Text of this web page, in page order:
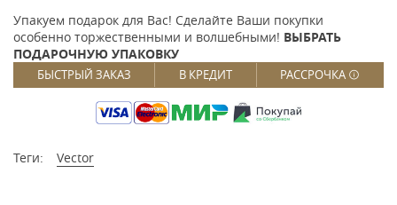
Упакуем подарок для Вас! Сделайте Ваши покупки
особенно торжественными и волшебными! ВЫБРАТЬ
ПОДАРОЧНУЮ УПАКОВКУ
БЫСТРЫЙ ЗАКАЗ В КРЕДИТ РАССРОЧКА
Теги: Vector